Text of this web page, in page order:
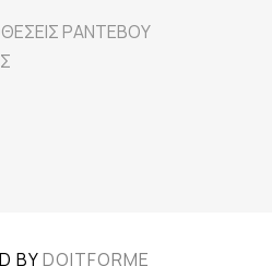
ΡΑΝΤΕΒΟΥ
BYDOITFORME